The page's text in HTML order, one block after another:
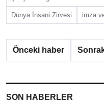
Dünya İnsani Zirvesi imza
Önceki haber
SON HABERLER